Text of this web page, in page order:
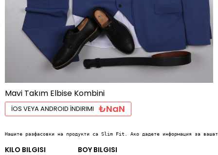
Mavi Takım Elbise Kombini
İOS VEYA ANDROID İNDIRIMI ₺NaN
Нашите разфасовки на продукти са Slim Fit. Ако дадете информация за
KILO BILGISI BOY BILGISI